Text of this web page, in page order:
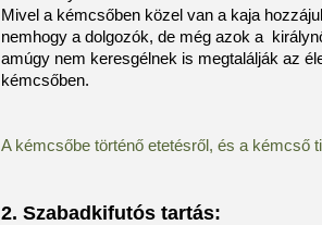
Mivel a kémcsőben közel van a kaja
nemhogy a dolgozók, de még azok a
amúgy nem keresgélnek is megtalálják az
kémcsőben.
A kémcsőbe történő etetésről, és a kémcső
2. Szabadkifutós tartás: